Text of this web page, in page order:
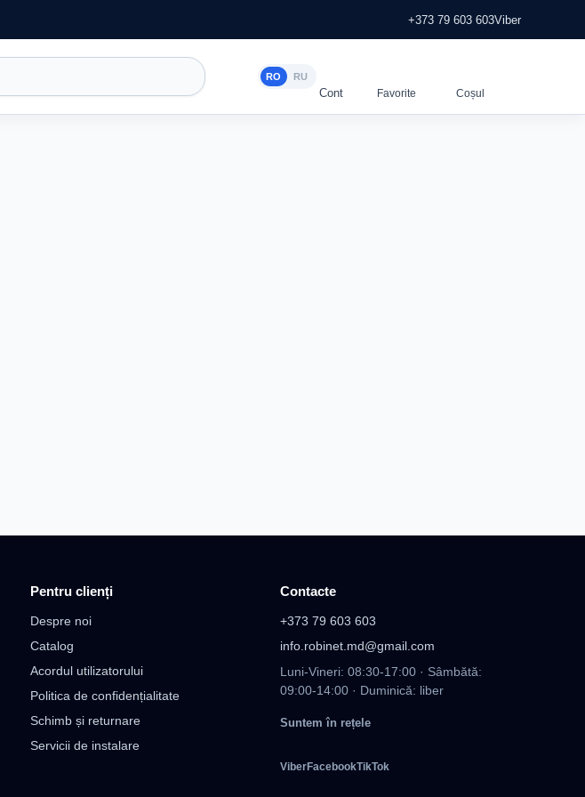
+373 79 603 603Viber
RO RU
Pentru clienți
Despre noi
Catalog
Acordul utilizatorului
Politica de confidențialitate
Schimb și returnare
Servicii de instalare
Contacte
+373 79 603 603
info.robinet.md@gmail.com
Luni-Vineri: 08:30-17:00 · Sâmbătă:
09:00-14:00 · Duminică: liber
Suntem în rețele
ViberFacebookTikTok